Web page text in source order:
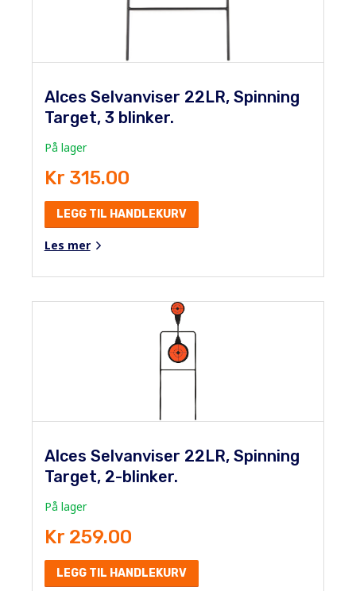
Alces Selvanviser 22LR, Spinning
Target, 3 blinker.
På lager
Kr 315.00
LEGG TIL HANDLEKURV
Les mer
Alces Selvanviser 22LR, Spinning
Target, 2-blinker.
På lager
Kr 259.00
LEGG TIL HANDLEKURV